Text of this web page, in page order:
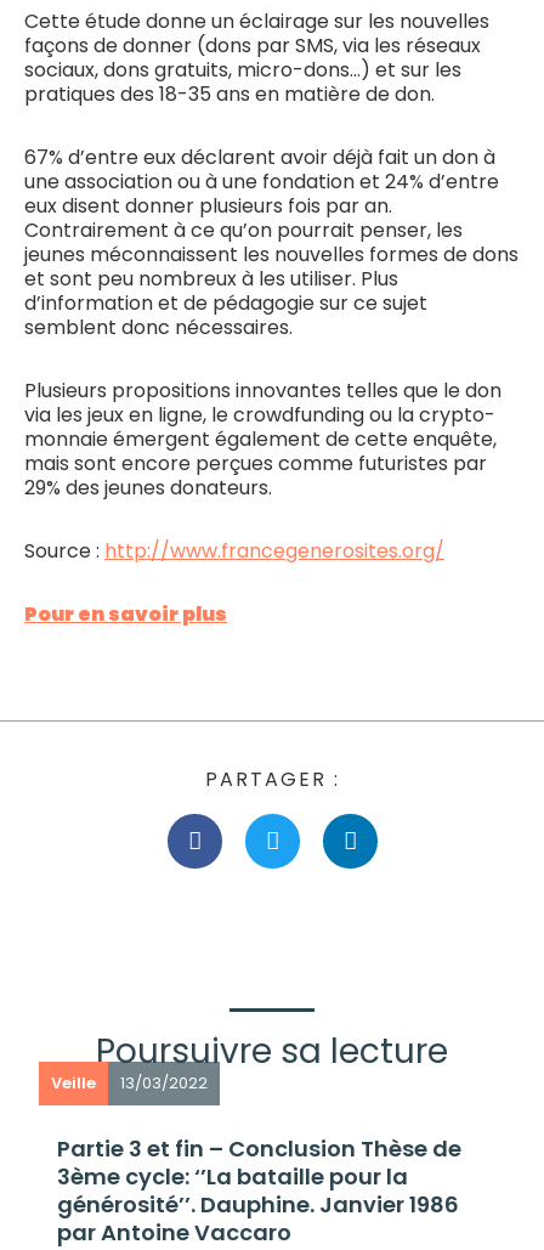
Cette étude donne un éclairage sur les nouvelles
façons de donner (dons par SMS, via les réseaux
sociaux, dons gratuits, micro-dons…) et sur les
pratiques des 18-35 ans en matière de don.
67% d’entre eux déclarent avoir déjà fait un don à
une association ou à une fondation et 24% d’entre
eux disent donner plusieurs fois par an.
Contrairement à ce qu’on pourrait penser, les
jeunes méconnaissent les nouvelles formes de dons
et sont peu nombreux à les utiliser. Plus
d’information et de pédagogie sur ce sujet
semblent donc nécessaires.
Plusieurs propositions innovantes telles que le don
via les jeux en ligne, le crowdfunding ou la crypto-
monnaie émergent également de cette enquête,
mais sont encore perçues comme futuristes par
29% des jeunes donateurs.
Source : http://www.francegenerosites.org/
Pour en savoir plus
PARTAGER :
Poursuivre sa lecture
Veille 13/03/2022
Partie 3 et fin – Conclusion Thèse de
3ème cycle: ‘’La bataille pour la
générosité’’. Dauphine. Janvier 1986
par Antoine Vaccaro